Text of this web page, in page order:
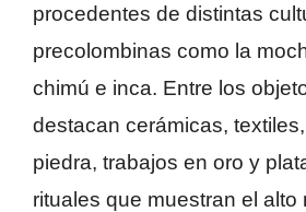
procedentes de distintas
precolombinas como la
chimú e inca. Entre los
destacan cerámicas,
piedra, trabajos en oro y
rituales que muestran el alto